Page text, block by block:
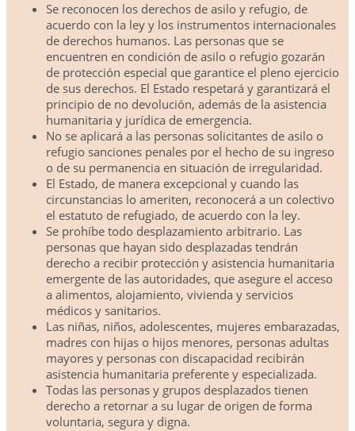
Se reconocen los derechos de asilo y refugio, de
acuerdo con la ley y los instrumentos internacionales
de derechos humanos. Las personas que se
encuentren en condición de asilo o refugio gozarán
de protección especial que garantice el pleno ejercicio
de sus derechos. El Estado respetará y garantizará el
principio de no devolución, además de la asistencia
humanitaria y jurídica de emergencia.
No se aplicará a las personas solicitantes de asilo o
refugio sanciones penales por el hecho de su ingreso
o de su permanencia en situación de irregularidad.
El Estado, de manera excepcional y cuando las
circunstancias lo ameriten, reconocerá a un colectivo
el estatuto de refugiado, de acuerdo con la ley.
Se prohíbe todo desplazamiento arbitrario. Las
personas que hayan sido desplazadas tendrán
derecho a recibir protección y asistencia humanitaria
emergente de las autoridades, que asegure el acceso
a alimentos, alojamiento, vivienda y servicios
médicos y sanitarios.
Las niñas, niños, adolescentes, mujeres embarazadas,
madres con hijas o hijos menores, personas adultas
mayores y personas con discapacidad recibirán
asistencia humanitaria preferente y especializada.
Todas las personas y grupos desplazados tienen
derecho a retornar a su lugar de origen de forma
voluntaria, segura y digna.